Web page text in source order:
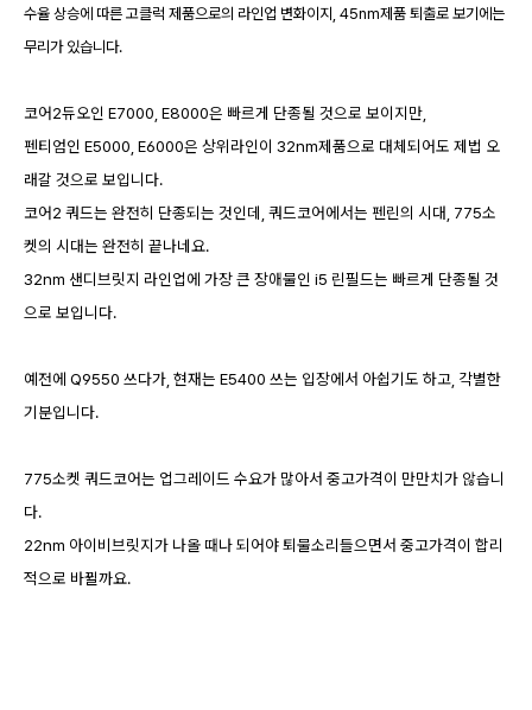
수율 상승에 따른 고클럭 제품으로의 라인업 변화이지, 45nm제품 퇴출로 보기에는
무리가 있습니다.
코어2듀오인 E7000, E8000은 빠르게 단종될 것으로 보이지만,
펜티엄인 E5000, E6000은 상위라인이 32nm제품으로 대체되어도 제법 오
래갈 것으로 보입니다.
코어2 쿼드는 완전히 단종되는 것인데, 쿼드코어에서는 펜린의 시대, 775소
켓의 시대는 완전히 끝나네요.
32nm 샌디브릿지 라인업에 가장 큰 장애물인 i5 린필드는 빠르게 단종될 것
으로 보입니다.
예전에 Q9550 쓰다가, 현재는 E5400 쓰는 입장에서 아쉽기도 하고, 각별한
기분입니다.
775소켓 쿼드코어는 업그레이드 수요가 많아서 중고가격이 만만치가 않습니
다.
22nm 아이비브릿지가 나올 때나 되어야 퇴물소리들으면서 중고가격이 합리
적으로 바뀔까요.